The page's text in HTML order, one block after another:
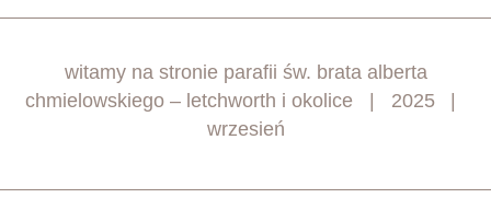
witamy na stronie parafii św. brata alberta
chmielowskiego – letchworth i okolice
2025
wrzesień